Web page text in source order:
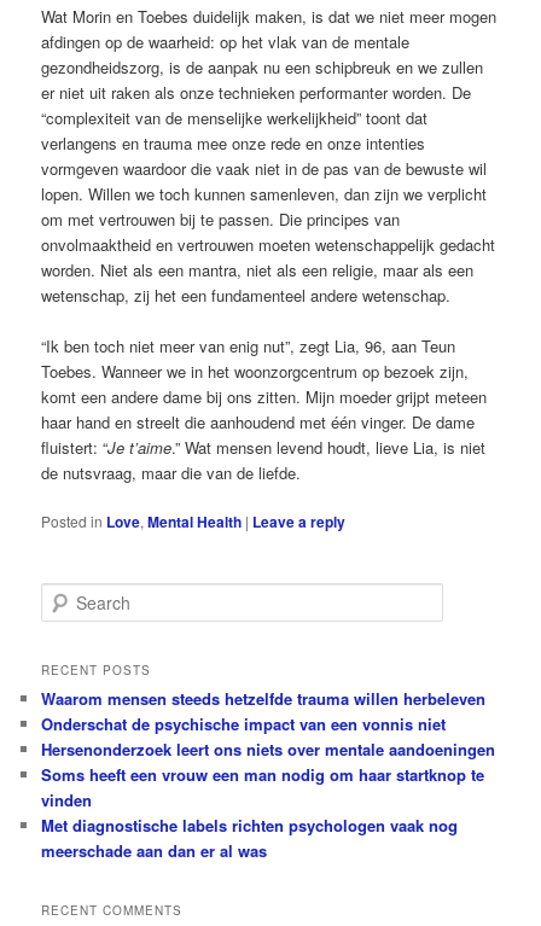
Wat Morin en Toebes duidelijk maken, is dat we niet meer mogen
afdingen op de waarheid: op het vlak van de mentale
gezondheidszorg, is de aanpak nu een schipbreuk en we zullen
er niet uit raken als onze technieken performanter worden. De
“complexiteit van de menselijke werkelijkheid” toont dat
verlangens en trauma mee onze rede en onze intenties
vormgeven waardoor die vaak niet in de pas van de bewuste wil
lopen. Willen we toch kunnen samenleven, dan zijn we verplicht
om met vertrouwen bij te passen. Die principes van
onvolmaaktheid en vertrouwen moeten wetenschappelijk gedacht
worden. Niet als een mantra, niet als een religie, maar als een
wetenschap, zij het een fundamenteel andere wetenschap.
“Ik ben toch niet meer van enig nut”, zegt Lia, 96, aan Teun
Toebes. Wanneer we in het woonzorgcentrum op bezoek zijn,
komt een andere dame bij ons zitten. Mijn moeder grijpt meteen
haar hand en streelt die aanhoudend met één vinger. De dame
fluistert: “Je t’aime.” Wat mensen levend houdt, lieve Lia, is niet
de nutsvraag, maar die van de liefde.
Posted in Love,Mental Health | Leave a reply
e
r
h
RECENT POSTS
Waarom mensen steeds hetzelfde trauma willen herbeleven
Onderschat de psychische impact van een vonnis niet
Hersenonderzoek leert ons niets over mentale aandoeningen
Soms heeft een vrouw een man nodig om haar startknop te
vinden
Met diagnostische labels richten psychologen vaak nog
meerschade aan dan er al was
RECENT COMMENTS